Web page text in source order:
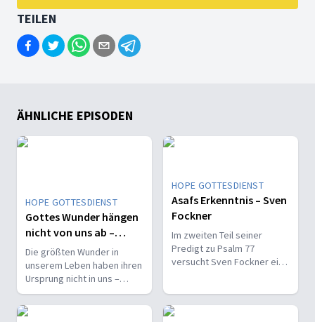
TEILEN
ÄHNLICHE EPISODEN
HOPE GOTTESDIENST
Gottes Wunder hängen
nicht von uns ab –
Edwin Rosado
Die größten Wunder in
unserem Leben haben ihren
Ursprung nicht in uns –
sondern in Gott selbst.
HOPE GOTTESDIENST
Asafs Erkenntnis – Sven
Fockner
Im zweiten Teil seiner
Predigt zu Psalm 77
versucht Sven Fockner eine